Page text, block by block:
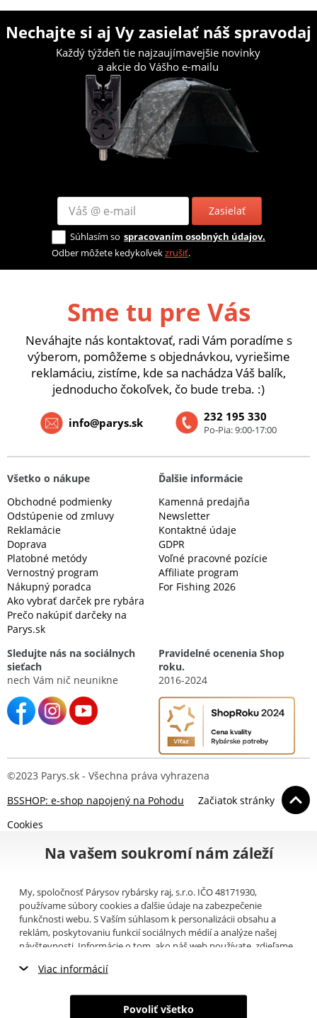
Nechajte si aj Vy zasielať náš spravodaj
Každý týždeň tie najzaujímavejšie novinky
a akcie do Vášho e-mailu
Zasielať
Súhlasím so spracovaním osobných údajov.
Odber môžete kedykoľvekzrušiť.
Sme tu pre Vás
Neváhajte nás kontaktovať, radi Vám poradíme s
výberom, pomôžeme s objednávkou, vyriešime
reklamáciu, zistíme, kde sa nachádza Váš balík,
jednoducho čokoľvek, čo bude treba. :)
232 195 330
Po-Pia: 9:00-17:00
info@parys.sk
Všetko o nákupe
Obchodné podmienky
Odstúpenie od zmluvy
Reklamácie
Doprava
Platobné metódy
Vernostný program
Nákupný poradca
Ako vybrať darček pre rybára
Prečo nakúpiť darčeky na
Parys.sk
Ďalšie informácie
Kamenná predajňa
Newsletter
Kontaktné údaje
GDPR
Voľné pracovné pozície
Affiliate program
For Fishing 2026
Sledujte nás na sociálnych
sieťach
nech Vám nič neunikne
Pravidelné ocenenia Shop
roku.
2016-2024
©2023 Parys.sk - Všechna práva vyhrazena
BSSHOP: e-shop napojený na Pohodu
Začiatok stránky
Cookies
Na vašem soukromí nám záleží
My, spoločnosť Párysov rybársky raj, s.r.o. IČO 48171930,
používame súbory cookies a ďalšie údaje na zabezpečenie
funkčnosti webu. S Vaším súhlasom k personalizácii obsahu a
reklám, poskytovaniu funkcií sociálnych médií a analýze našej
návštevnosti. Informácie o tom, ako náš web používate, zdieľame
(napríklad Google).Tu
informáciami, ktoré ste im poskytli alebo ktoré získali v dôsledku
toho, že používate ich služby. Tieto údaje zahŕňajú cookies, dáta z
Viac informácií
Nevyhnutné cookies
Povoliť všetko